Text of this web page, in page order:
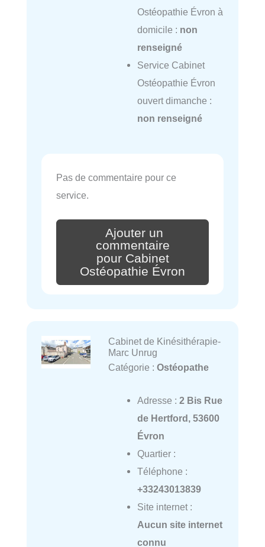
Ostéopathie Évron à
domicile : non
renseigné
Service Cabinet
Ostéopathie Évron
ouvert dimanche :
non renseigné
Pas de commentaire pour ce
service.
Ajouter un
commentaire
pour Cabinet
Ostéopathie Évron
Cabinet de Kinésithérapie-
Marc Unrug
Catégorie : Ostéopathe
Adresse : 2 Bis Rue
de Hertford, 53600
Évron
Quartier :
Téléphone :
+33243013839
Site internet :
Aucun site internet
connu